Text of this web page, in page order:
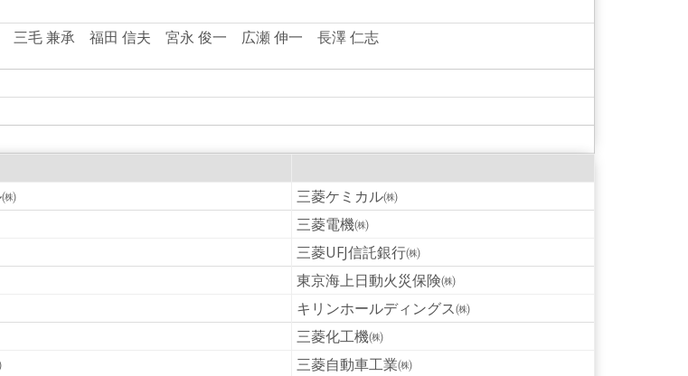
毛 兼承 福田 信夫 宮永 俊一 広瀬 伸一 長澤 仁志
三菱ケミカル㈱
三菱電機㈱
三菱UFJ信託銀行㈱
東京海上日動火災保険㈱
キリンホールディングス㈱
三菱化工機㈱
三菱自動車工業㈱